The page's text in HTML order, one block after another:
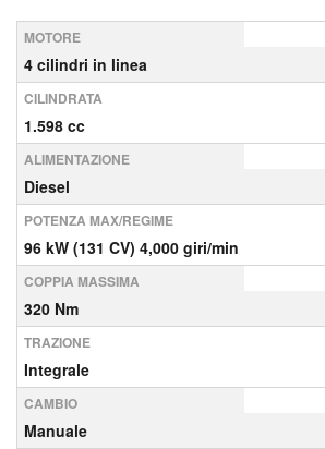
MOTORE
4 cilindri in linea
CILINDRATA
1.598 cc
ALIMENTAZIONE
Diesel
POTENZA MAX/REGIME
96 kW (131 CV) 4,000 giri/min
COPPIA MASSIMA
320 Nm
TRAZIONE
Integrale
CAMBIO
Manuale